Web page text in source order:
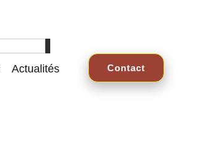
Actualités Contact